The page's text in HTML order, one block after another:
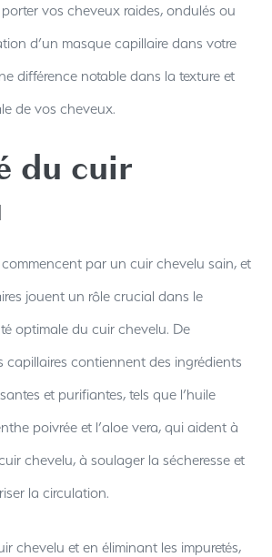
vos cheveux raides, ondulés ou
d’un masque capillaire dans votre
différence notable dans la texture et
de vos cheveux.
du cuir
par un cuir chevelu sain, et
jouent un rôle crucial dans le
optimale du cuir chevelu. De
capillaires contiennent des ingrédients
et purifiantes, tels que l’huile
poivrée et l’aloe vera, qui aident à
chevelu, à soulager la sécheresse et
la circulation.
chevelu et en éliminant les impuretés,